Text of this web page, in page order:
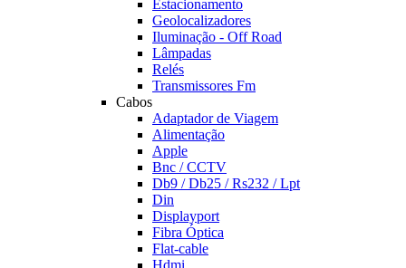
Estacionamento
Geolocalizadores
Iluminação - Off Road
Lâmpadas
Relés
Transmissores Fm
Cabos
Adaptador de Viagem
Alimentação
Apple
Bnc / CCTV
Db9 / Db25 / Rs232 / Lpt
Din
Displayport
Fibra Óptica
Flat-cable
Hdmi